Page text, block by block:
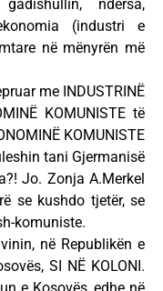
ndërsa,
(industri e
në mënyrën më
me INDUSTRINË
KOMUNISTE të
KOMUNISTE
tani Gjermanisë
Jo. Zonja A.Merkel
se kushdo tjetër, se
komuniste.
në Republikën e
SI NË KOLONI.